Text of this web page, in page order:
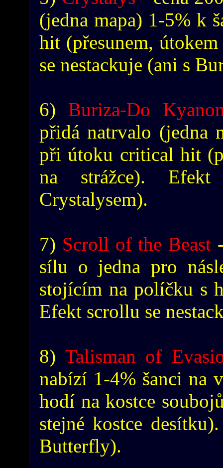
(jedna mapa) 1-5% k
hit (přesunem,
se nestackuje (ani s
6) Buriza-Do
přidá natrvalo (jedna
při útoku critical hit
na strážce).
Crystalysem).
7) Scroll of the Beast
sílu o jedna pro
stojícím na políčku s
Efekt scrollu se
8) Talisman of
nabízí 1-4% šanci na
hodí na kostce
stejné kostce
Butterfly).